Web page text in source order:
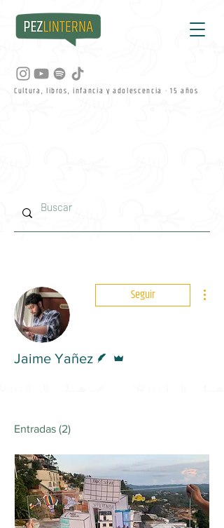
Cultura, libros, infancia y adolescencia · 15 años
Seguir
Jaime Yañez
Entradas (2)